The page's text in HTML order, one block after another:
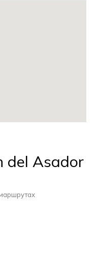
del Asador